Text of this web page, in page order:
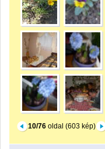
10/76 oldal (603 kép)